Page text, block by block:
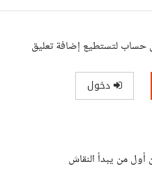
لتستطيع إضافة تعليق
دخول
أول من يبدأ النقاش